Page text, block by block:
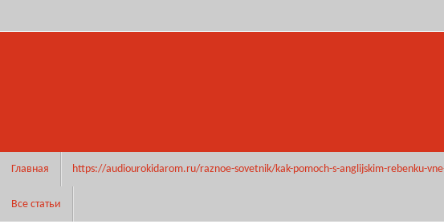
к
Главная https://audiourokidarom.ru/raznoe-sovetnik/kak-pomoch-s-anglijskim-rebenku-
Все статьи